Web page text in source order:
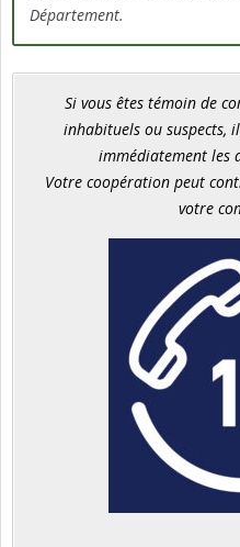
Département.
Si vous êtes témoin de
inhabituels ou suspects,
immédiatement les
Votre coopération peut
votre